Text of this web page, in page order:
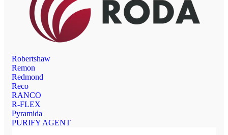
Robertshaw
Remon
Redmond
Reco
RANCO
R-FLEX
Pyramida
PURIFY AGENT